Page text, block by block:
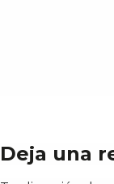
Deja una